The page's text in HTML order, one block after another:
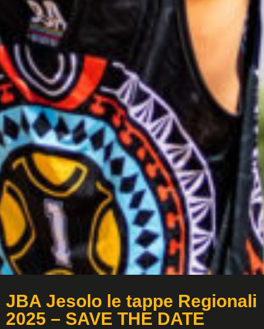
JBA Jesolo le tappe Regionali
2025 – SAVE THE DATE